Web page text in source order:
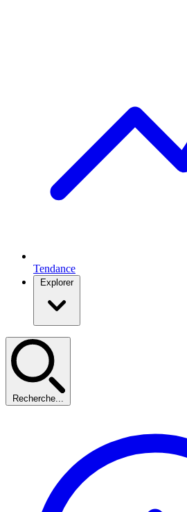
Tendance
Explorer
Recherche...